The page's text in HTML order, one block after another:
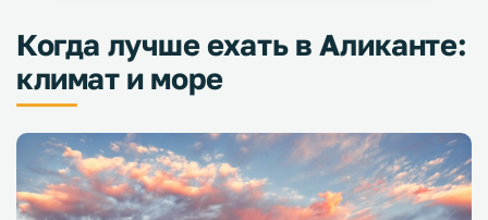
Когда лучше ехать в Аликанте:
климат и море